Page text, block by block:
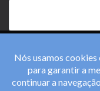
Nós usamos
para garantir a
continuar a